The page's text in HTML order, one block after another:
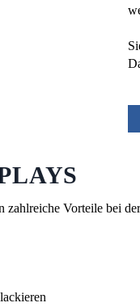
Vorteile bei